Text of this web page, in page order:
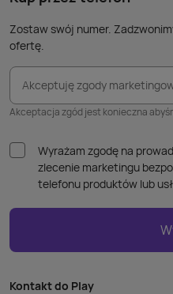
Zostaw swój numer.
ofertę.
Akceptuję zgody
Akceptacja zgód jest konieczna
Wyrażam zgodę na
zlecenie marketingu
telefonu produktów lub
Kontakt do Play